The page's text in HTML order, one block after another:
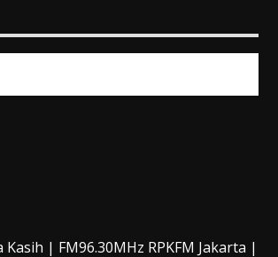
Kasih | FM96.30MHz RPKFM Jakarta |